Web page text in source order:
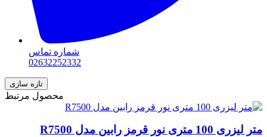
شماره تماس
02632252332
محصول مرتبط
متر لیزری 100 متری نور قرمز رابین مدل R7500